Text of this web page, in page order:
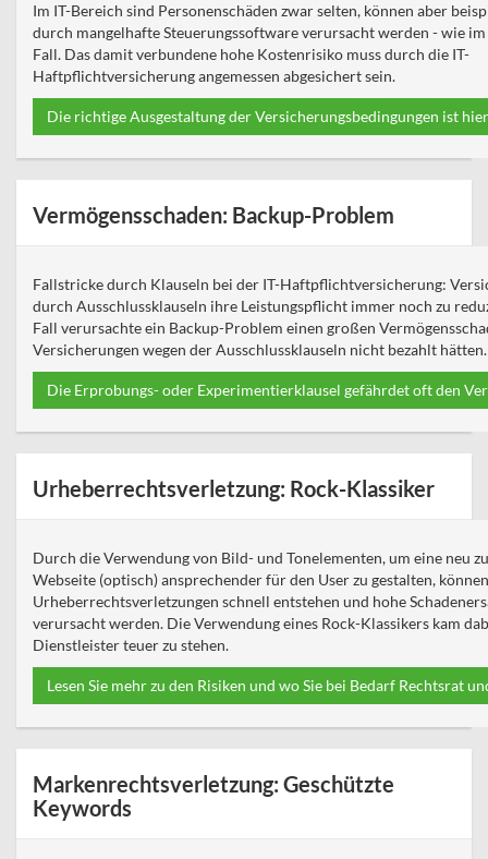
Im IT-Bereich sind Personenschäden zwar selten, können aber
durch mangelhafte Steuerungssoftware verursacht werden - wie
Fall. Das damit verbundene hohe Kostenrisiko muss durch die IT-
Haftpflichtversicherung angemessen abgesichert sein.
Die richtige Ausgestaltung der Versicherungsbedingungen ist
Vermögensschaden: Backup-Problem
Fallstricke durch Klauseln bei der IT-Haftpflichtversicherung:
durch Ausschlussklauseln ihre Leistungspflicht immer noch zu
Fall verursachte ein Backup-Problem einen großen
Versicherungen wegen der Ausschlussklauseln nicht bezahlt hätten.
Die Erprobungs- oder Experimentierklausel gefährdet oft den
Urheberrechtsverletzung: Rock-Klassiker
Durch die Verwendung von Bild- und Tonelementen, um eine neu
Webseite (optisch) ansprechender für den User zu gestalten, können
Urheberrechtsverletzungen schnell entstehen und hohe
verursacht werden. Die Verwendung eines Rock-Klassikers kam
Dienstleister teuer zu stehen.
Lesen Sie mehr zu den Risiken und wo Sie bei Bedarf Rechtsrat
Markenrechtsverletzung: Geschützte
Keywords